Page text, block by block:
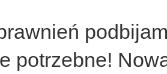
potrzebne!